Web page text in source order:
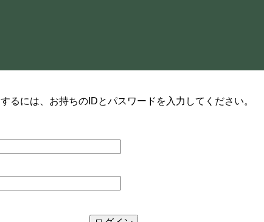
るには、お持ちのIDとパスワードを入力してください。